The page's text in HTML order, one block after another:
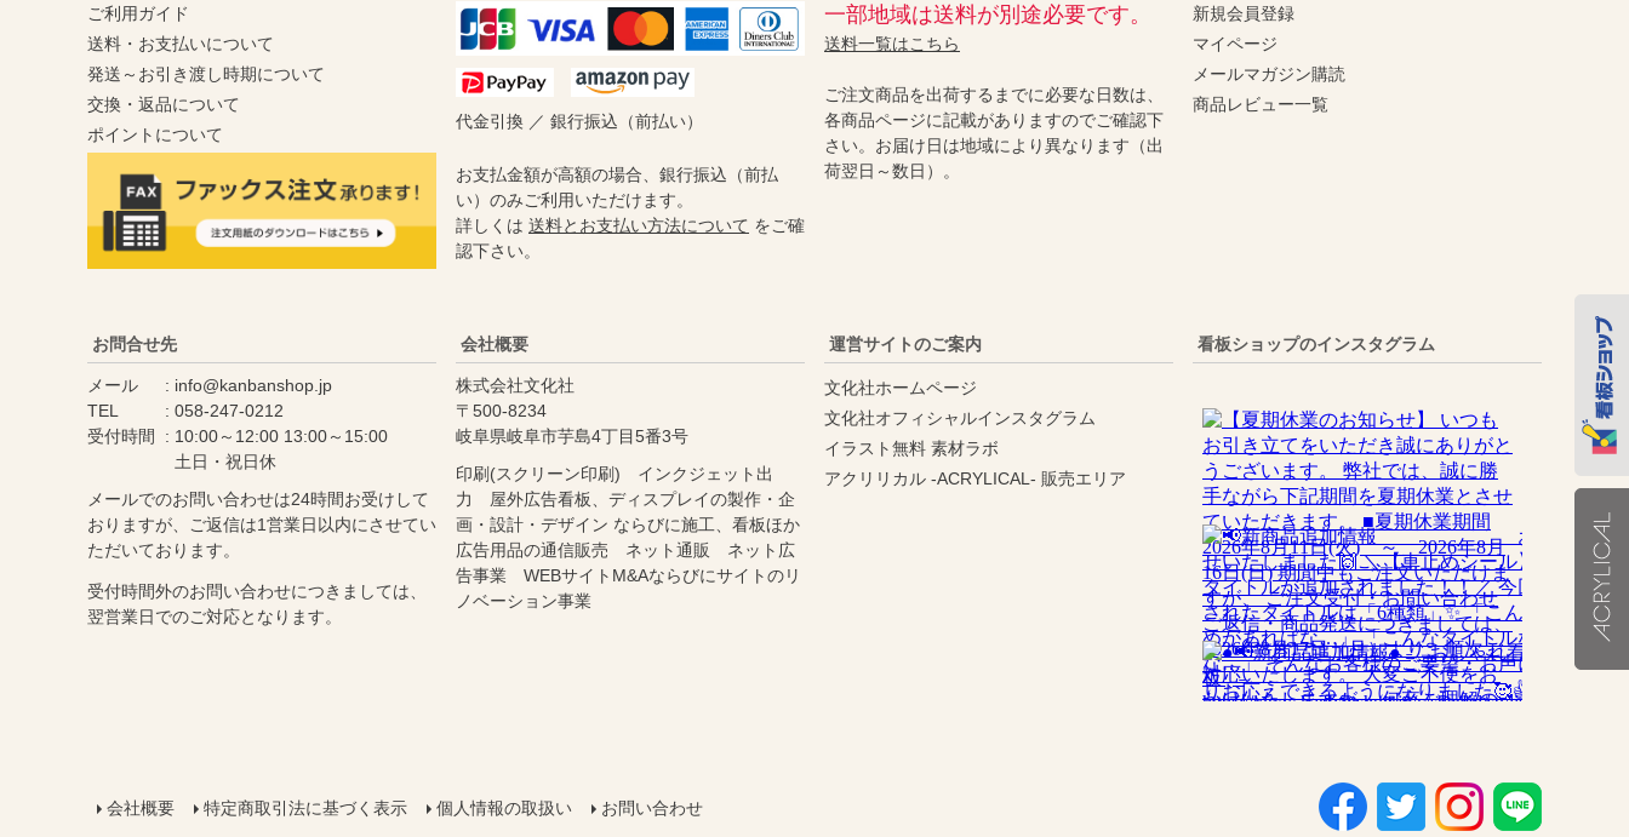
ご利用ガイド
送料・お支払いについて
発送～お引き渡し時期について
交換・返品について
ポイントについて
代金引換 ／ 銀行振込（前払い）
お支払金額が高額の場合、銀行振込（前払
い）のみご利用いただけます。
詳しくは 送料とお支払い方法について をご確
認下さい。
一部地域は送料が別途必要です。
送料一覧はこちら
ご注文商品を出荷するまでに必要な日数は、
各商品ページに記載がありますのでご確認下
さい。お届け日は地域により異なります（出
荷翌日～数日）。
新規会員登録
マイページ
メールマガジン購読
商品レビュー一覧
お問合せ先
メール
info@kanbanshop.jp
TEL
058-247-0212
受付時間
10:00～12:00 13:00～15:00
土日・祝日休
メールでのお問い合わせは24時間お受けして
おりますが、ご返信は1営業日以内にさせてい
ただいております。
受付時間外のお問い合わせにつきましては、
翌営業日でのご対応となります。
会社概要
株式会社文化社
500-8234
岐阜県岐阜市芋島4丁目5番3号
印刷(スクリーン印刷) インクジェット出
力 屋外広告看板、ディスプレイの製作・企
画・設計・デザイン ならびに施工、看板ほか
広告用品の通信販売 ネット通販 ネット広
告事業 WEBサイトM&Aならびにサイトのリ
ノベーション事業
運営サイトのご案内
文化社ホームページ
文化社オフィシャルインスタグラム
イラスト無料 素材ラボ
アクリリカル -ACRYLICAL- 販売エリア
看板ショップのインスタグラム
会社概要 特定商取引法に基づく表示 個人情報の取扱い お問い合わせ